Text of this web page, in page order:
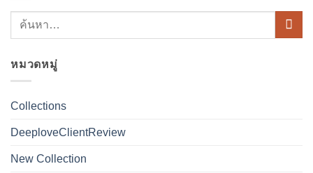
หมวดหมู่
Collections
DeeploveClientReview
New Collection